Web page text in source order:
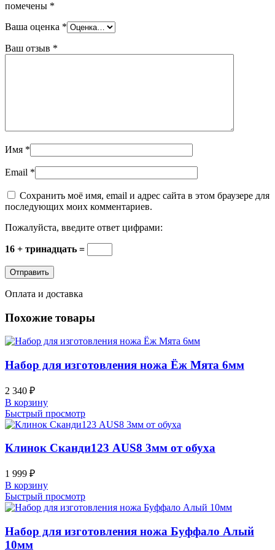
помечены *
Ваша оценка *
Ваш отзыв *
Имя *
Email *
Сохранить моё имя, email и адрес сайта в этом браузере для
последующих моих комментариев.
Пожалуйста, введите ответ цифрами:
16 + тринадцать =
Оплата и доставка
Похожие товары
Набор для изготовления ножа Ёж Мята 6мм
2 340 ₽
В корзину
Быстрый просмотр
Клинок Сканди123 AUS8 3мм от обуха
1 999 ₽
В корзину
Быстрый просмотр
Набор для изготовления ножа Буффало Алый
10мм